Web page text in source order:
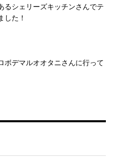
るシェリーズキッチンさんでテ
した！
ボデマルオオタニさんに行って